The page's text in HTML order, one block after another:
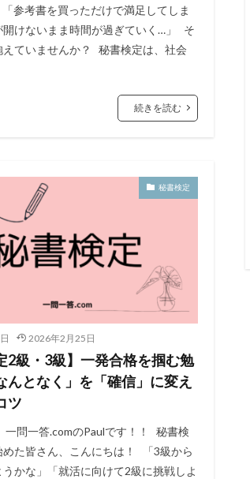
参考書を買っただけで満足してしま
開けないまま時間が過ぎていく…」 そ
えていませんか？ 秘書検定は、社会
続きを読む
秘書検定
2026年2月25日
2級・3級】一発合格を掴む勉
んとなく」を「確信」に変え
ツ
一問一答.comのPaulです！！ 秘書検
めた皆さん、こんにちは！ 「3級から
かな」「就活に向けて2級に挑戦しよ